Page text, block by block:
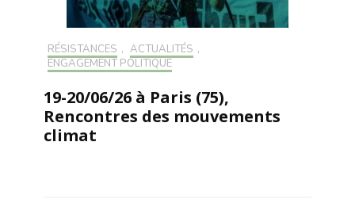
RÉSISTANCES , ACTUALITÉS ,
ENGAGEMENT POLITIQUE
19-20/06/26 à Paris (75),
Rencontres des mouvements
climat